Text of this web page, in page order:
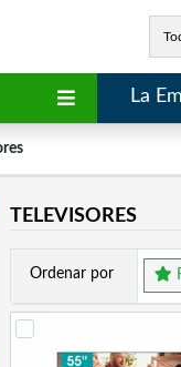
La
TELEVISORES
Ordenar por